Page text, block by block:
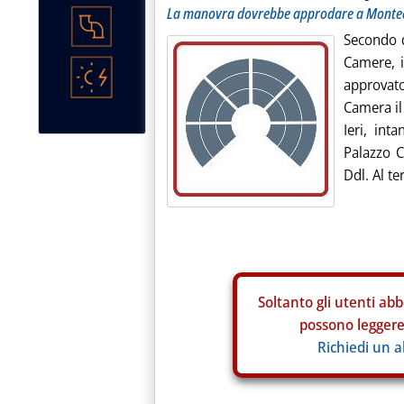
La manovra dovrebbe approdare a
Camere,
Camera
Ieri,
Palazzo
Ddl. Al
Soltanto gli utenti
possono
Richiedi un